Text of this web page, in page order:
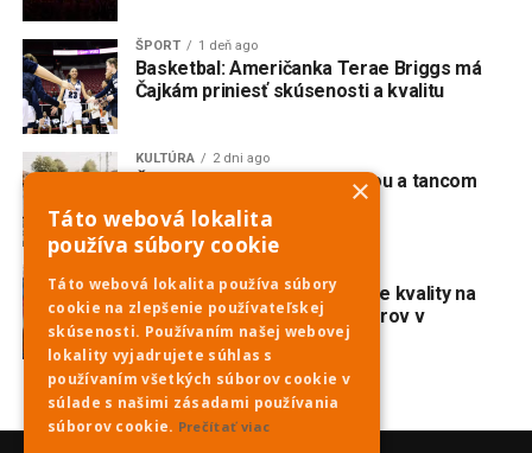
ŠPORT 1 deň ago
Basketbal: Američanka Terae Briggs má
Čajkám priniesť skúsenosti a kvalitu
KULTÚRA 2 dni ago
Červeník žije spevom, hudbou a tancom
Karolina Valko potvrdila svoje kvality na
majstrovstvách Európy juniorov v
diaľkovom plávaní
×
Táto webová lokalita
používa súbory cookie
Táto webová lokalita používa súbory
cookie na zlepšenie používateľskej
skúsenosti. Používaním našej webovej
lokality vyjadrujete súhlas s
používaním všetkých súborov cookie v
súlade s našimi zásadami používania
súborov cookie. Prečítať viac